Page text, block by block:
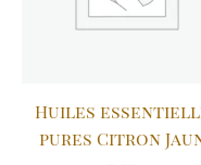
Huiles
pures Citron